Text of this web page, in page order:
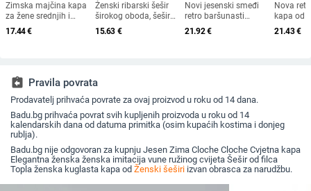
Zimska majčina kapa
za žene srednjih i
starijih godina, pletena
od zečjeg krzna,
za umivaonik
17.44€
Ženski ribarski šešir
širokog oboda, šešir
za sunce, pleteni šešir
za sunce, šešir za
15.63 €
Novi jesenski smeđi
retro baršunasti
osmerokutni šešir za
muškarce i žene,
21.92€
Nova
kapa od
krzna za
2025. za
21.43€
assignment_return Pravila povrata
Prodavatelj prihvaća povrate za ovaj proizvod u roku od 14 dana.
Badu.bg prihvaća povrat svih kupljenih proizvoda u roku od 14
kalendarskih dana od datuma primitka (osim kupaćih kostima i donjeg
rublja).
Badu.bg nije odgovoran za kupnju Jesen Zima Cloche Cloche Cvjetna kapa
Elegantna ženska ženska imitacija vune ružinog cvijeta Šešir od filca
Topla ženska kuglasta kapa od Ženski šeširi izvan obrasca za narudžbu.